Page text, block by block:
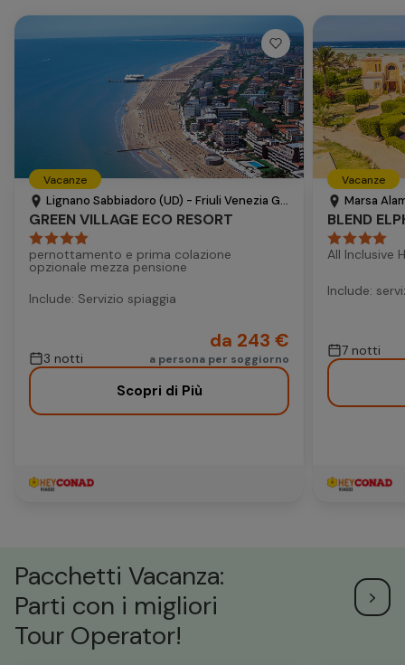
Vacanze
Lignano Sabbiadoro (UD) - Friuli Venezia Giulia - Italia
GREEN VILLAGE ECO RESORT
pernottamento e prima colazione
opzionale mezza pensione
Include: Servizio spiaggia
3 notti
da 243 €
a persona per soggiorno
Scopri di Più
Vacanze
Marsa
BLEND
All Inclusive
Include:
7 notti
Pacchetti Vacanza:
Parti con i migliori
Tour Operator!